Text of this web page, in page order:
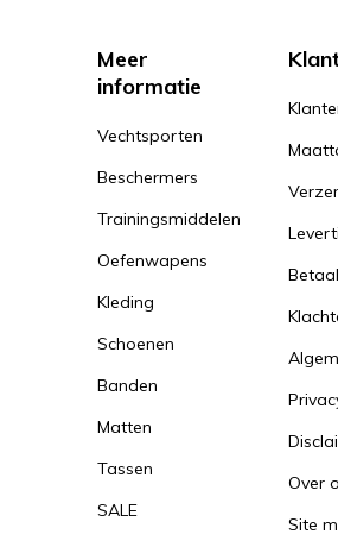
Meer
informatie
Vechtsporten
Beschermers
Trainingsmiddelen
Oefenwapens
Kleding
Schoenen
Banden
Matten
Tassen
SALE
Over
Site